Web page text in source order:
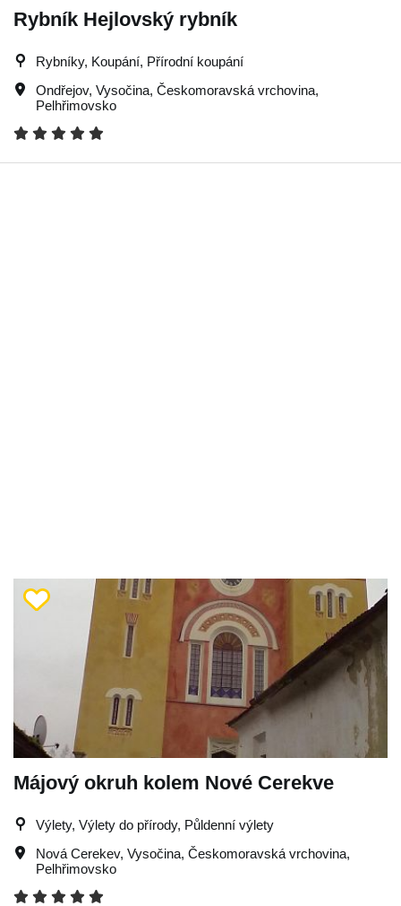
Rybník Hejlovský rybník
Rybníky, Koupání, Přírodní koupání
Ondřejov, Vysočina, Českomoravská vrchovina,
Pelhřimovsko
Májový okruh kolem Nové Cerekve
Výlety, Výlety do přírody, Půldenní výlety
Nová Cerekev, Vysočina, Českomoravská vrchovina,
Pelhřimovsko